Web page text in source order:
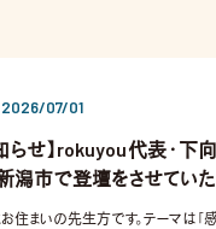
2026/07/01
らせ】rokuyou代表・下
潟市で登壇をさせていた
住まいの先生方です。テーマは「